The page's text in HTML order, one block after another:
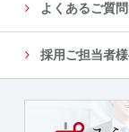
よくあるご質問
採用ご担当者